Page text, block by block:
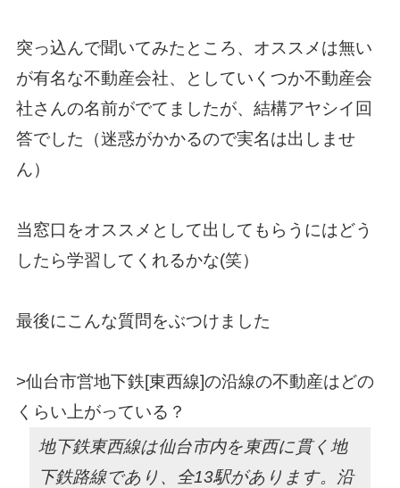
突っ込んで聞いてみたところ、オススメは無い
が有名な不動産会社、としていくつか不動産会
社さんの名前がでてましたが、結構アヤシイ回
答でした（迷惑がかかるので実名は出しませ
ん）
当窓口をオススメとして出してもらうにはどう
したら学習してくれるかな(笑）
最後にこんな質問をぶつけました
>仙台市営地下鉄[東西線]の沿線の不動産はどの
くらい上がっている？
地下鉄東西線は仙台市内を東西に貫く地
下鉄路線であり、全13駅があります。沿